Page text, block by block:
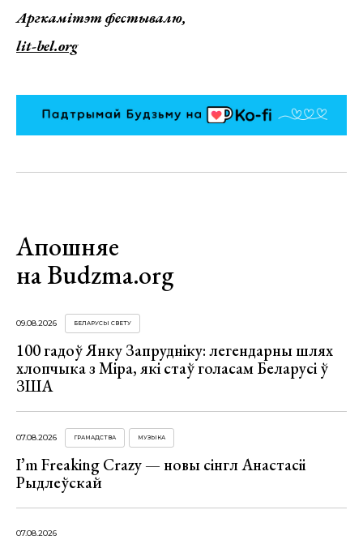
Аргкамітэтфестывалю,
lit-bel.org
Апошняе
на Budzma.org
09.08.2026 БЕЛАРУСЫ СВЕТУ
100 гадоў Янку Запрудніку: легендарны шлях
хлопчыка з Міра, які стаў голасам Беларусі ў
ЗША
07.08.2026 ГРАМАДСТВА МУЗЫКА
I’m Freaking Crazy — новы сінгл Анастасіі
Рыдлеўскай
07.08.2026